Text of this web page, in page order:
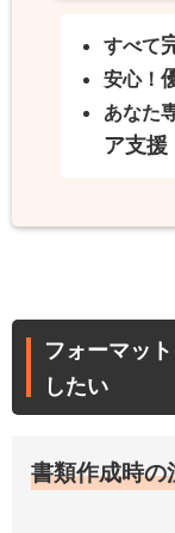
すべて
安心！
あなた
ア支援
フォーマッ
したい
書類作成時の